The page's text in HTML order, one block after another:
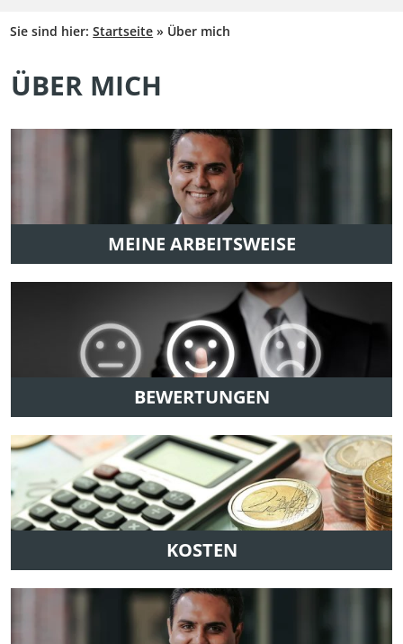
Sie sind hier:Startseite » Über mich
ÜBER MICH
MEINE ARBEITSWEISE
BEWERTUNGEN
KOSTEN